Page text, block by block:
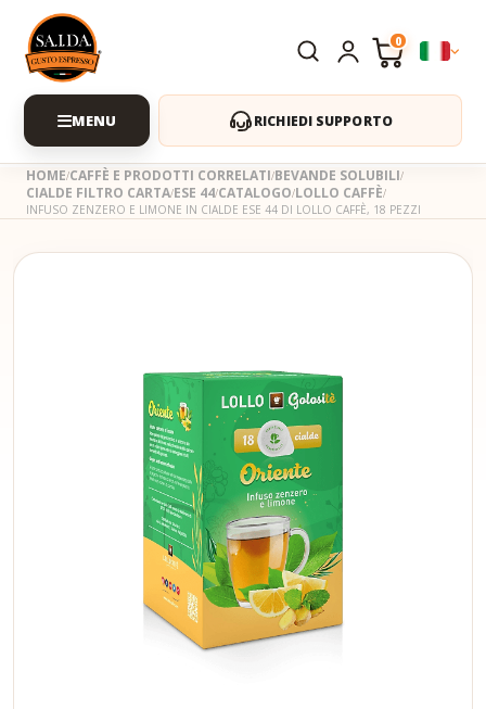
0
RICHIEDI SUPPORTO
HOME CAFFÈ E PRODOTTI CORRELATI BEVANDE SOLUBILI
CIALDE FILTRO CARTA ESE 44 CATALOGO LOLLO CAFFÈ
INFUSO ZENZERO E LIMONE IN CIALDE ESE 44 DI LOLLO CAFFÈ, 18 PEZZI
Skip